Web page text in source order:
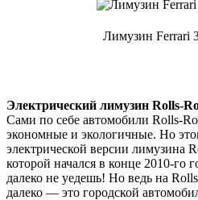
Лимузин Ferrari
Электрический лимузин Rolls-
Сами по себе автомобили Rolls-
экономные и экологичные. Но
электрической версии лимузина
которой начался в конце 2010-го
далеко не уедешь! Но ведь на
далеко — это городской